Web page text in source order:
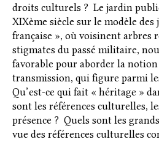
droits culturels ? Le jardin
XIXème siècle sur le modèle des
française », où voisinent arbres
stigmates du passé militaire,
favorable pour aborder la notion
transmission, qui figure parmi
Qu’est-ce qui fait « héritage »
sont les références culturelles,
présence ? Quels sont les
vue des références culturelles